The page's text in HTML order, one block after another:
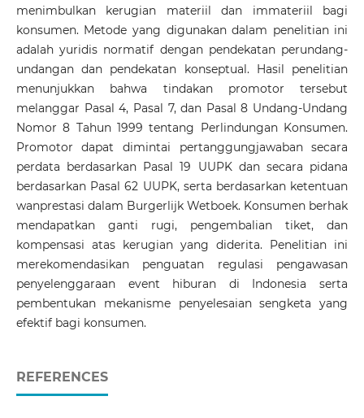
menimbulkan kerugian materiil dan immateriil bagi
konsumen. Metode yang digunakan dalam penelitian ini
adalah yuridis normatif dengan pendekatan perundang-
undangan dan pendekatan konseptual. Hasil penelitian
menunjukkan bahwa tindakan promotor tersebut
melanggar Pasal 4, Pasal 7, dan Pasal 8 Undang-Undang
Nomor 8 Tahun 1999 tentang Perlindungan Konsumen.
Promotor dapat dimintai pertanggungjawaban secara
perdata berdasarkan Pasal 19 UUPK dan secara pidana
berdasarkan Pasal 62 UUPK, serta berdasarkan ketentuan
wanprestasi dalam Burgerlijk Wetboek. Konsumen berhak
mendapatkan ganti rugi, pengembalian tiket, dan
kompensasi atas kerugian yang diderita. Penelitian ini
merekomendasikan penguatan regulasi pengawasan
penyelenggaraan event hiburan di Indonesia serta
pembentukan mekanisme penyelesaian sengketa yang
efektif bagi konsumen.
REFERENCES